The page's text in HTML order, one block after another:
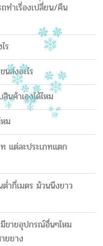
ทำเรื่องเปลี่ยน/คืน
ร
ส่งอะไร
นค้าเองได้ไหม
ม
แต่ละประเภทแตก
ำกี่เมตร ม้วนนึงยาว
ขายอุปกรณ์อื่นๆไหม
ยยาง